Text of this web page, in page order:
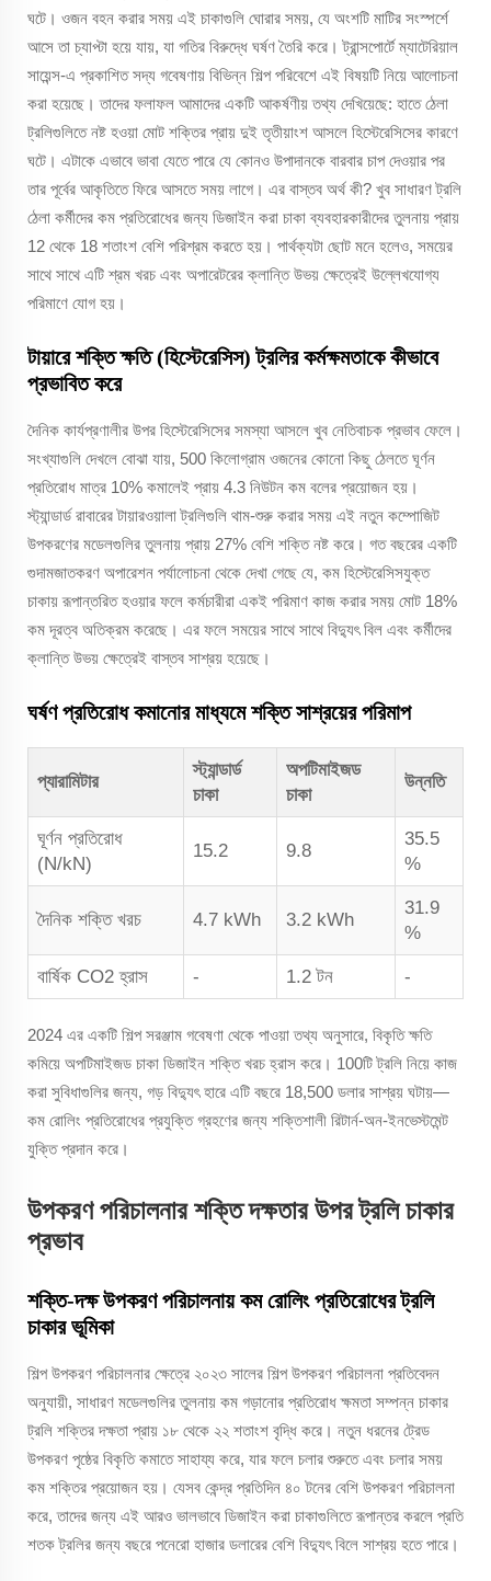
ঘটে। ওজন বহন করার সময় এই চাকাগুলি ঘোরার সময়, যে অংশটি মাটির সংস্পর্শে
আসে তা চ্যাপ্টা হয়ে যায়, যা গতির বিরুদ্ধে ঘর্ষণ তৈরি করে। ট্রান্সপোর্টে ম্যাটেরিয়াল
সায়েন্স-এ প্রকাশিত সদ্য গবেষণায় বিভিন্ন শিল্প পরিবেশে এই বিষয়টি নিয়ে আলোচনা
করা হয়েছে। তাদের ফলাফল আমাদের একটি আকর্ষণীয় তথ্য দেখিয়েছে: হাতে ঠেলা
ট্রলিগুলিতে নষ্ট হওয়া মোট শক্তির প্রায় দুই তৃতীয়াংশ আসলে হিস্টেরেসিসের কারণে
ঘটে। এটাকে এভাবে ভাবা যেতে পারে যে কোনও উপাদানকে বারবার চাপ দেওয়ার পর
তার পূর্বের আকৃতিতে ফিরে আসতে সময় লাগে। এর বাস্তব অর্থ কী? খুব সাধারণ ট্রলি
ঠেলা কর্মীদের কম প্রতিরোধের জন্য ডিজাইন করা চাকা ব্যবহারকারীদের তুলনায় প্রায়
12 থেকে 18 শতাংশ বেশি পরিশ্রম করতে হয়। পার্থক্যটা ছোট মনে হলেও, সময়ের
সাথে সাথে এটি শ্রম খরচ এবং অপারেটরের ক্লান্তি উভয় ক্ষেত্রেই উল্লেখযোগ্য
পরিমাণে যোগ হয়।
টায়ারে শক্তি ক্ষতি (হিস্টেরেসিস) ট্রলির কর্মক্ষমতাকে কীভাবে
প্রভাবিত করে
দৈনিক কার্যপ্রণালীর উপর হিস্টেরেসিসের সমস্যা আসলে খুব নেতিবাচক প্রভাব ফেলে।
সংখ্যাগুলি দেখলে বোঝা যায়, 500 কিলোগ্রাম ওজনের কোনো কিছু ঠেলতে ঘূর্ণন
প্রতিরোধ মাত্র 10% কমালেই প্রায় 4.3 নিউটন কম বলের প্রয়োজন হয়।
স্ট্যান্ডার্ড রাবারের টায়ারওয়ালা ট্রলিগুলি থাম-শুরু করার সময় এই নতুন কম্পোজিট
উপকরণের মডেলগুলির তুলনায় প্রায় 27% বেশি শক্তি নষ্ট করে। গত বছরের একটি
গুদামজাতকরণ অপারেশন পর্যালোচনা থেকে দেখা গেছে যে, কম হিস্টেরেসিসযুক্ত
চাকায় রূপান্তরিত হওয়ার ফলে কর্মচারীরা একই পরিমাণ কাজ করার সময় মোট 18%
কম দূরত্ব অতিক্রম করেছে। এর ফলে সময়ের সাথে সাথে বিদ্যুৎ বিল এবং কর্মীদের
ক্লান্তি উভয় ক্ষেত্রেই বাস্তব সাশ্রয় হয়েছে।
ঘর্ষণ প্রতিরোধ কমানোর মাধ্যমে শক্তি সাশ্রয়ের পরিমাপ
প্যারামিটার
স্ট্যান্ডার্ড
চাকা
অপটিমাইজড
চাকা
উন্নতি
ঘূর্ণন প্রতিরোধ
(N/kN)
15.2 9.8
35.5
%
দৈনিক শক্তি খরচ 4.7 kWh 3.2 kWh
31.9
%
বার্ষিক CO2 হ্রাস - 1.2 টন -
2024 এর একটি শিল্প সরঞ্জাম গবেষণা থেকে পাওয়া তথ্য অনুসারে, বিকৃতি ক্ষতি
কমিয়ে অপটিমাইজড চাকা ডিজাইন শক্তি খরচ হ্রাস করে। 100টি ট্রলি নিয়ে কাজ
করা সুবিধাগুলির জন্য, গড় বিদ্যুৎ হারে এটি বছরে 18,500 ডলার সাশ্রয় ঘটায়—
কম রোলিং প্রতিরোধের প্রযুক্তি গ্রহণের জন্য শক্তিশালী রিটার্ন-অন-ইনভেস্টমেন্ট
যুক্তি প্রদান করে।
উপকরণ পরিচালনার শক্তি দক্ষতার উপর ট্রলি চাকার
প্রভাব
শক্তি-দক্ষ উপকরণ পরিচালনায় কম রোলিং প্রতিরোধের ট্রলি
চাকার ভূমিকা
শিল্প উপকরণ পরিচালনার ক্ষেত্রে ২০২৩ সালের শিল্প উপকরণ পরিচালনা প্রতিবেদন
অনুযায়ী, সাধারণ মডেলগুলির তুলনায় কম গড়ানোর প্রতিরোধ ক্ষমতা সম্পন্ন চাকার
ট্রলি শক্তির দক্ষতা প্রায় ১৮ থেকে ২২ শতাংশ বৃদ্ধি করে। নতুন ধরনের ট্রেড
উপকরণ পৃষ্ঠের বিকৃতি কমাতে সাহায্য করে, যার ফলে চলার শুরুতে এবং চলার সময়
কম শক্তির প্রয়োজন হয়। যেসব কেন্দ্র প্রতিদিন ৪০ টনের বেশি উপকরণ পরিচালনা
করে, তাদের জন্য এই আরও ভালভাবে ডিজাইন করা চাকাগুলিতে রূপান্তর করলে প্রতি
শতক ট্রলির জন্য বছরে পনেরো হাজার ডলারের বেশি বিদ্যুৎ বিলে সাশ্রয় হতে পারে।